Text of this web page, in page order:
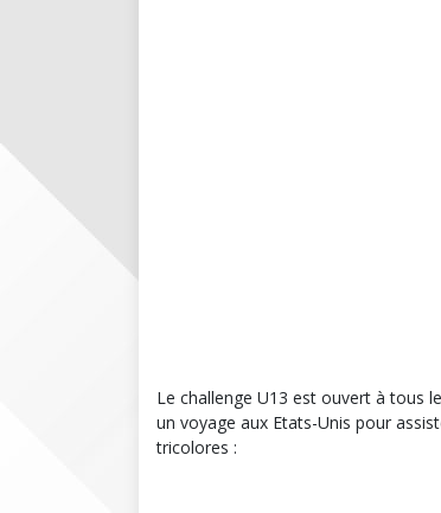
Le challenge U13 est ouvert à tous
un voyage aux Etats-Unis pour
tricolores :